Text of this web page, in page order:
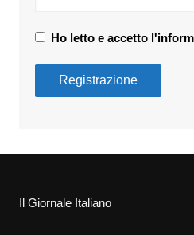
Ho letto e accetto
Il Giornale Italiano